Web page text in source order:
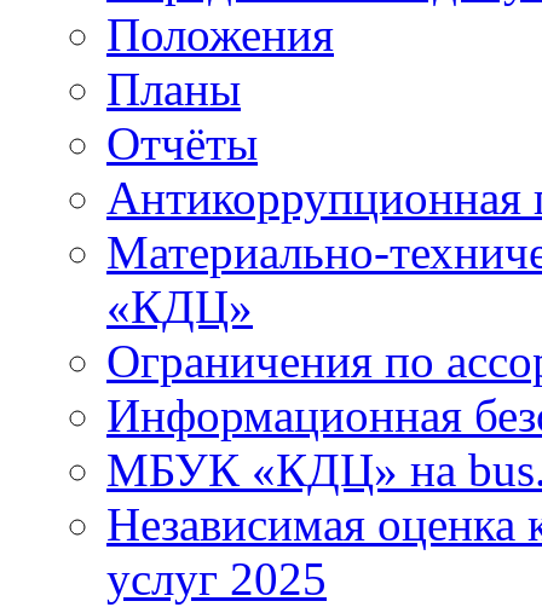
Положения
Планы
Отчёты
Антикоррупционная
Материально-
«КДЦ»
Ограничения по
Информационная
МБУК «КДЦ» на
Независимая оценка
услуг 2025